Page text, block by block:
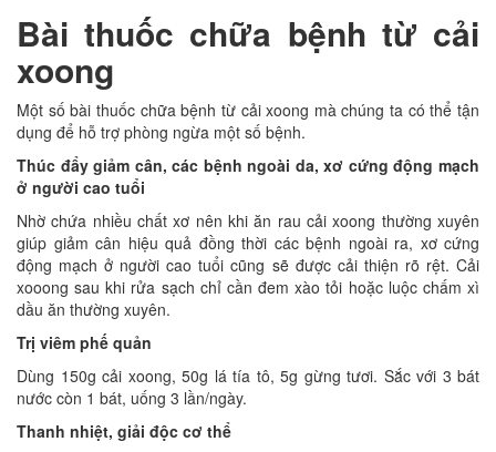
Bài thuốc chữa bệnh từ cải
xoong
Một số bài thuốc chữa bệnh từ cải xoong mà chúng ta có thể tận
dụng để hỗ trợ phòng ngừa một số bệnh.
Thúc đẩy giảm cân, các bệnh ngoài da, xơ cứng động mạch
ở người cao tuổi
Nhờ chứa nhiều chất xơ nên khi ăn rau cải xoong thường xuyên
giúp giảm cân hiệu quả đồng thời các bệnh ngoài ra, xơ cứng
động mạch ở người cao tuổi cũng sẽ được cải thiện rõ rệt. Cải
xooong sau khi rửa sạch chỉ cần đem xào tỏi hoặc luộc chấm xì
dầu ăn thường xuyên.
Trị viêm phế quản
Dùng 150g cải xoong, 50g lá tía tô, 5g gừng tươi. Sắc với 3 bát
nước còn 1 bát, uống 3 lần/ngày.
Thanh nhiệt, giải độc cơ thể